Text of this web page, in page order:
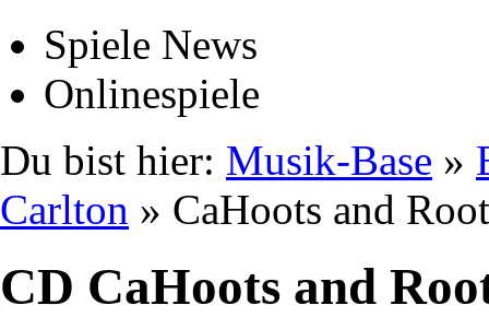
Spiele News
Onlinespiele
Du bist hier: Musik-Base »
Carlton » CaHoots and
CD CaHoots and